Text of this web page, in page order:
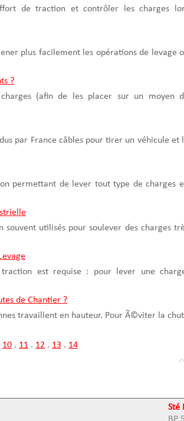
de traction et contrôler les charges
plus facilement les opérations de levage
?
(afin de les placer sur un moyen
par France câbles pour tirer un véhicule et
permettant de lever tout type de charges
souvent utilisés pour soulever des charges
est requise : pour lever une
de Chantier ?
travaillent en hauteur. Pour Ã©viter la
10 . 11 . 12 . 13 . 14
Sté